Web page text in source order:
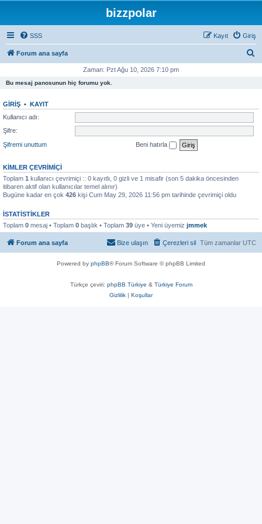
bizzpolar
SSS Giriş
Kayıt
Forum ana sayfa
Zaman: Pzt Ağu 10, 2026 7:10 pm
Bu mesaj panosunun hiç forumu yok.
GIRIŞ • KAYIT
Kullanıcı adı:
Şifre:
Şifremi unuttum
Beni hatırla
KIMLER ÇEVRIMIÇI
Toplam 1 kullanıcı çevrimiçi :: 0 kayıtlı, 0 gizli ve 1 misafir (son 5 dakika öncesinden
itibaren aktif olan kullanıcılar temel alınır)
Bugüne kadar en çok 426 kişi Cum May 29, 2026 11:56 pm tarihinde çevrimiçi oldu
İSTATISTIKLER
Toplam 0 mesaj • Toplam 0 başlık • Toplam 39 üye • Yeni üyemiz jmmek
Forum ana sayfa Tüm zamanlar UTC
Çerezleri sil
Bize ulaşın
Powered by phpBB® Forum Software © phpBB Limited
Türkçe çeviri: phpBB Türkiye & Türkiye Forum
Gizlilik | Koşullar